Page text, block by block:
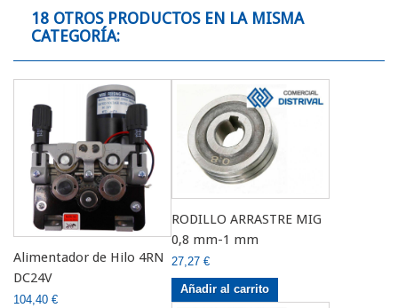
18 OTROS PRODUCTOS EN LA MISMA
CATEGORÍA:
Alimentador de Hilo 4RN
DC24V
104,40 €
RODILLO ARRASTRE MIG
0,8 mm-1 mm
27,27 €
Añadir al carrito